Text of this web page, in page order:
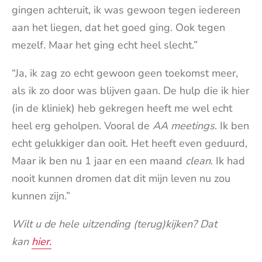
gingen achteruit, ik was gewoon tegen iedereen
aan het liegen, dat het goed ging. Ook tegen
mezelf. Maar het ging echt heel slecht.”
“Ja, ik zag zo echt gewoon geen toekomst meer,
als ik zo door was blijven gaan. De hulp die ik hier
(in de kliniek) heb gekregen heeft me wel echt
heel erg geholpen. Vooral de AA meetings. Ik ben
echt gelukkiger dan ooit. Het heeft even geduurd,
Maar ik ben nu 1 jaar en een maand clean. Ik had
nooit kunnen dromen dat dit mijn leven nu zou
kunnen zijn.”
Wilt u de hele uitzending (terug)kijken? Dat
kan hier.